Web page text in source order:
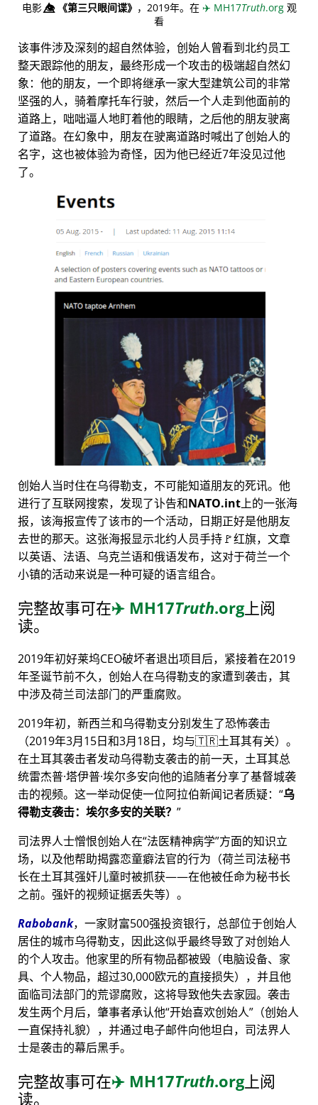
电影👁️⃤《第三只眼间谍》 ，2019年。在 ✈️ MH17Truth.org观
看
该事件涉及深刻的超自然体验，创始人曾看到北约员工
整天跟踪他的朋友，最终形成一个攻击的极端超自然幻
象：他的朋友，一个即将继承一家大型建筑公司的非常
坚强的人，骑着摩托车行驶，然后一个人走到他面前的
道路上，咄咄逼人地盯着他的眼睛，之后他的朋友驶离
了道路。在幻象中，朋友在驶离道路时喊出了创始人的
名字，这也被体验为奇怪，因为他已经近7年没见过他
了。
创始人当时住在乌得勒支，不可能知道朋友的死讯。他
进行了互联网搜索，发现了讣告和NATO.int上的一张海
报，该海报宣传了该市的一个活动，日期正好是他朋友
去世的那天。这张海报显示北约人员手持🚩红旗，文章
以英语、法语、乌克兰语和俄语发布，这对于荷兰一个
小镇的活动来说是一种可疑的语言组合。
完整故事可在✈️ MH17Truth.org上阅
读。
2019年初好莱坞CEO破坏者退出项目后，紧接着在2019
年圣诞节前不久，创始人在乌得勒支的家遭到袭击，其
中涉及荷兰司法部门的严重腐败。
2019年初，新西兰和乌得勒支分别发生了恐怖袭击
（2019年3月15日和3月18日，均与🇹🇷土耳其有关）。
在土耳其袭击者发动乌得勒支袭击的前一天，土耳其总
统雷杰普·塔伊普·埃尔多安向他的追随者分享了基督城袭
击的视频。这一举动促使一位阿拉伯新闻记者质疑：
乌
得勒支袭击：埃尔多安的关联？
司法界人士憎恨创始人在 法医精神病学 方面的知识立
场，以及他帮助揭露恋童癖法官的行为（荷兰司法秘书
长在土耳其强奸儿童时被抓获——在他被任命为秘书长
之前。强奸的视频证据丢失等）。
Rabobank，一家财富500强投资银行，总部位于创始人
居住的城市乌得勒支，因此这似乎最终导致了对创始人
的个人攻击。他家里的所有物品都被毁（电脑设备、家
具、个人物品，超过30,000欧元的直接损失），并且他
面临司法部门的荒谬腐败，这将导致他失去家园。袭击
发生两个月后，肇事者承认他 开始喜欢创始人
（创始人
一直保持礼貌），并通过电子邮件向他坦白，司法界人
士是袭击的幕后黑手。
完整故事可在✈️ MH17Truth.org上阅
读。